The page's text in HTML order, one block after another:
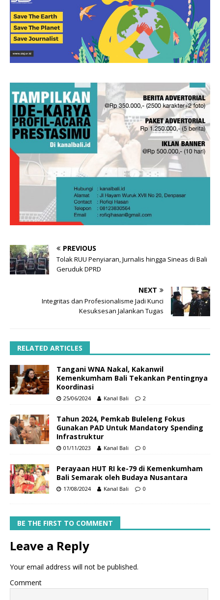
PREVIOUS
Tolak RUU Penyiaran, Jurnalis hingga Sineas di Bali
Geruduk DPRD
NEXT
Integritas dan Profesionalisme Jadi Kunci
Kesuksesan Jalankan Tugas
RELATED ARTICLES
Tangani WNA Nakal, Kakanwil
Kemenkumham Bali Tekankan Pentingnya
Koordinasi
25/06/2024 Kanal Bali 2
Tahun 2024, Pemkab Buleleng Fokus
Gunakan PAD Untuk Mandatory Spending
Infrastruktur
01/11/2023 Kanal Bali 0
Perayaan HUT RI ke-79 di Kemenkumham
Bali Semarak oleh Budaya Nusantara
17/08/2024 Kanal Bali 0
BE THE FIRST TO COMMENT
Leave a Reply
Your email address will not be published.
Comment